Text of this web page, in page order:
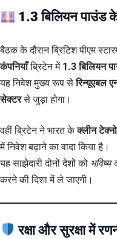
1.3 बिलियन पाउंड
बैठक के दौरान ब्रिटिश पीएम
कंपनियाँब्रिटेन में 1.3 बिलियन
यह निवेश मुख्य रूप सेरिन्यूएबल
सेक्टरसे जुड़ा होगा।
वहीं ब्रिटेन ने भारत केक्लीन
में निवेश बढ़ाने का वादा किया है।
यह साझेदारी दोनों देशों को भविष्य
करने की दिशा में ले जाएगी।
रक्षा और सुरक्षा में